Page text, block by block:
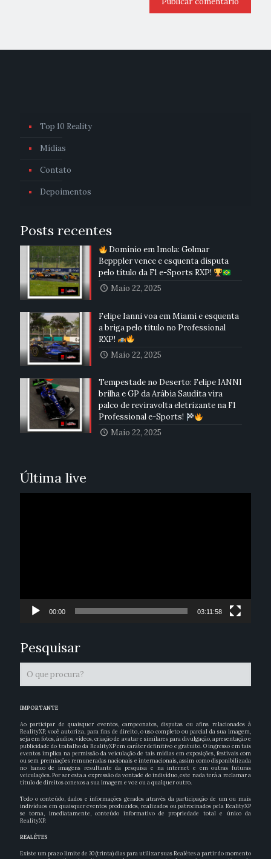
Top 10 Reality
Mídias
Contato
Depoimentos
Posts recentes
Domínio em Ímola: Golmar
Bepppler vence e esquenta disputa
pelo título da F1 e-Sports RXP!
Maio 22, 2025
Felipe Ianni voa em Miami e esquenta
a briga pelo título no Professional
RXP!
Maio 22, 2025
Tempestade no Deserto: Felipe IANNI
brilha e GP da Arábia Saudita vira
palco de reviravolta eletrizante na F1
Professional e-Sports!
Maio 22, 2025
Última live
00:00 03:11:58
Pesquisar
IMPORTANTE
Ao participar de quaisquer eventos, campeonatos, disputas ou afins relacionados à
RealityXP, você autoriza, para fins de direito, o uso completo ou parcial da sua imagem,
seja em fotos, áudios, vídeos, criação de avatar e similares para divulgação, apresentação e
publicidade do trabalho da RealityXP em caráter definitivo e gratuito. O ingresso em tais
eventos implica na permissão da veiculação de tais mídias em exposições, festivais com
ou sem premiações remuneradas nacionais e internacionais, assim como disponibilizada
no banco de imagens resultante da pesquisa e na internet e em outras futuras
veiculações. Por ser esta a expressão da vontade do indivíduo, este nada terá a reclamar a
título de direitos conexos a sua imagem e voz ou a qualquer outro.
Todo o conteúdo, dados e informações gerados através da participação de um ou mais
indivíduos em quaisquer eventos produzidos, realizados ou patrocinados pela RealityXP
se torna, imediatamente, conteúdo informativo de propriedade total e único da
RealityXP.
REALÉTES
Existe um prazo limite de 30 (trinta) dias para utilizar suas Realétes a partir do momento